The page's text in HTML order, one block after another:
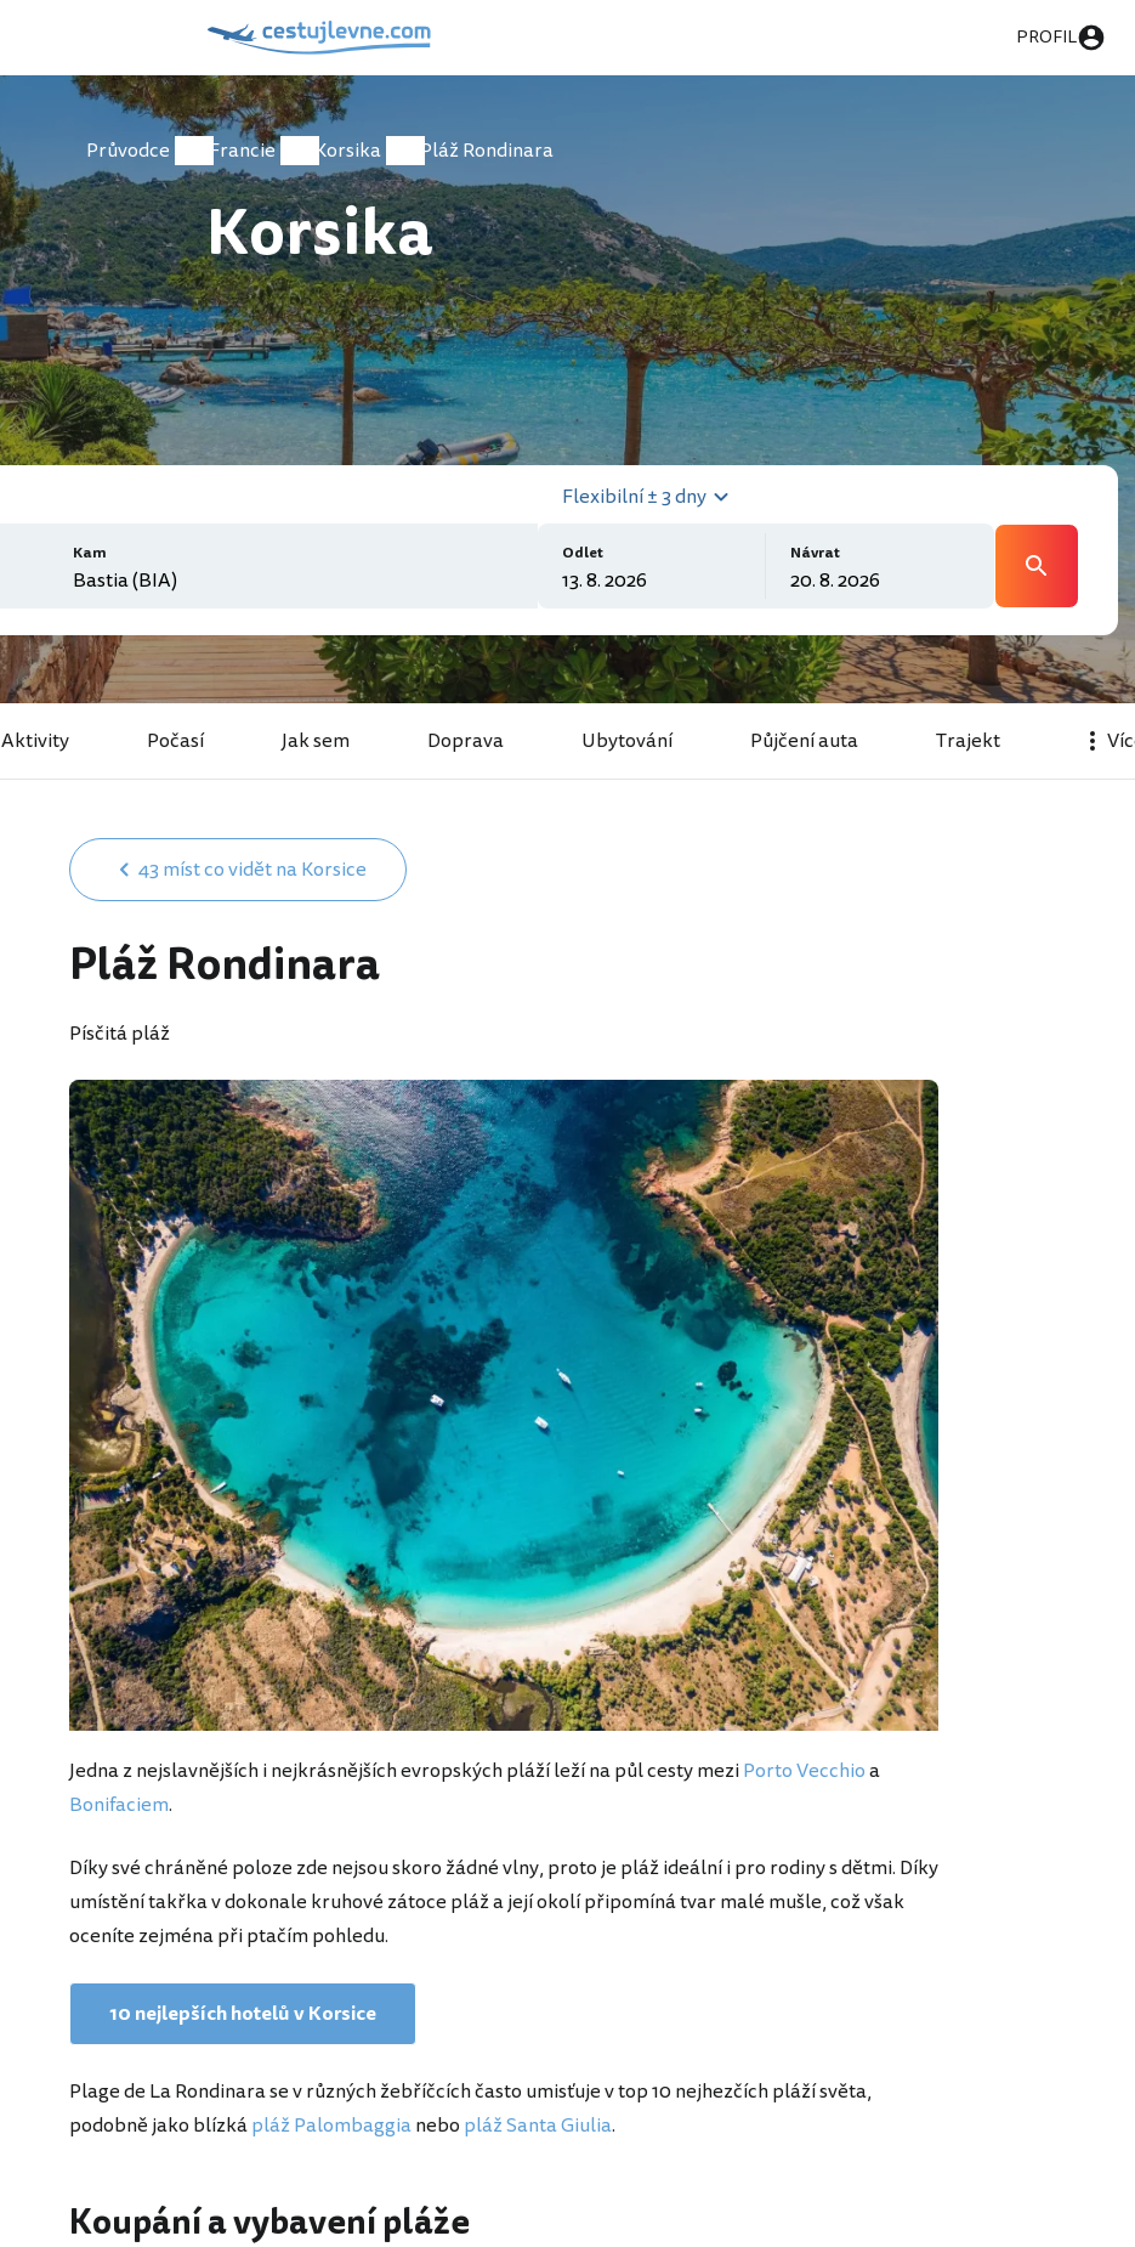
PROFIL
Průvodce Francie Korsika Pláž Rondinara
Korsika
Kam
Flexibilní ± 3 dny
Odlet Návrat
Aktivity Počasí Jak sem Doprava Ubytování Půjčení auta Trajekt
43 míst co vidět na Korsice
Pláž Rondinara
Písčitá pláž
Jedna z nejslavnějších i nejkrásnějších evropských pláží leží na půl cesty meziPorto Vecchioa
Bonifaciem.
Díky své chráněné poloze zde nejsou skoro žádné vlny, proto je pláž ideální i pro rodiny s dětmi. Díky
umístění takřka v dokonale kruhové zátoce pláž a její okolí připomíná tvar malé mušle, což však
oceníte zejména při ptačím pohledu.
10 nejlepších hotelů v Korsice
Plage de La Rondinara se v různých žebříčcích často umisťuje v top 10 nejhezčích pláží světa,
podobně jako blízkápláž Palombaggianebo pláž Santa Giulia.
Koupání a vybavení pláže